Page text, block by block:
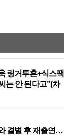
링거투혼+식스팩
는 안 된다고”(차
결별 후 재출연…